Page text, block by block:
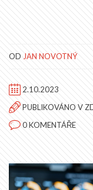
ODJAN NOVOTNÝ
2.10.2023
PUBLIKOVÁNO V
0 KOMENTÁŘE